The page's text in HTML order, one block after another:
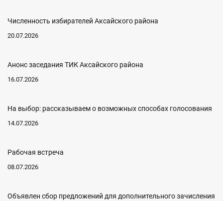
Численность избирателей Аксайского района
20.07.2026
Анонс заседания ТИК Аксайского района
16.07.2026
На выбор: рассказываем о возможных способах голосования
14.07.2026
Рабочая встреча
08.07.2026
Объявлен сбор предложений для дополнительного зачисления